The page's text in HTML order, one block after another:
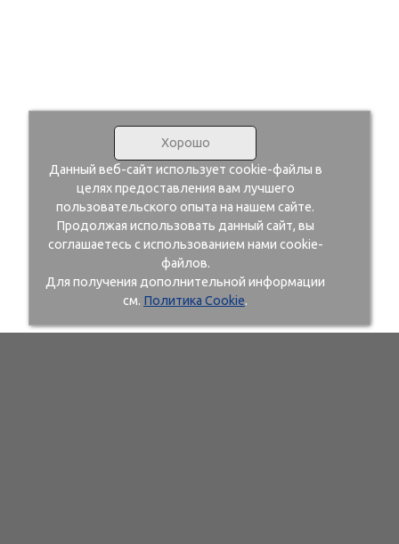
Хорошо
Данный веб-сайт использует cookie-файлы в
целях предоставления вам лучшего
пользовательского опыта на нашем сайте.
Продолжая использовать данный сайт, вы
соглашаетесь с использованием нами cookie-
файлов.
Для получения дополнительной информации
см. Политика Cookie.